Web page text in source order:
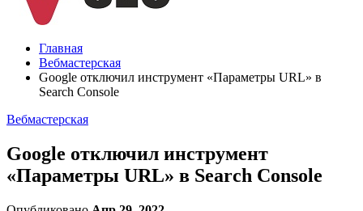
Главная
Вебмастерская
Google отключил инструмент «Параметры URL» в
Search Console
Вебмастерская
Google отключил инструмент
«Параметры URL» в Search Console